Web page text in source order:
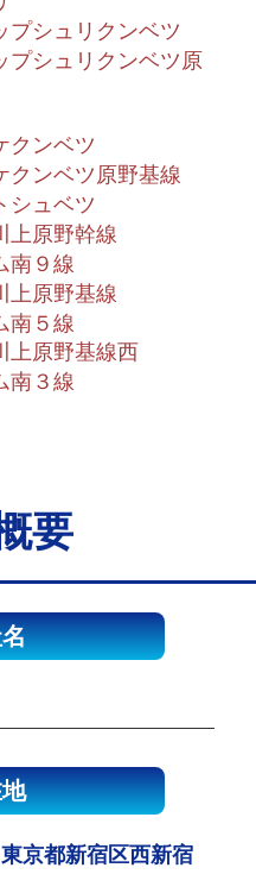
プシュリクンベツ
プシュリクンベツ原
クンベツ
クンベツ原野基線
シュベツ
上原野幹線
南９線
上原野基線
南５線
上原野基線西
南３線
要
京都新宿区西新宿